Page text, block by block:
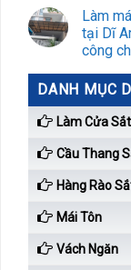
Làm
tại Dĩ
công
DANH MỤC
Làm Cửa Sắt
Cầu Thang
Hàng Rào
Mái Tôn
Vách Ngăn